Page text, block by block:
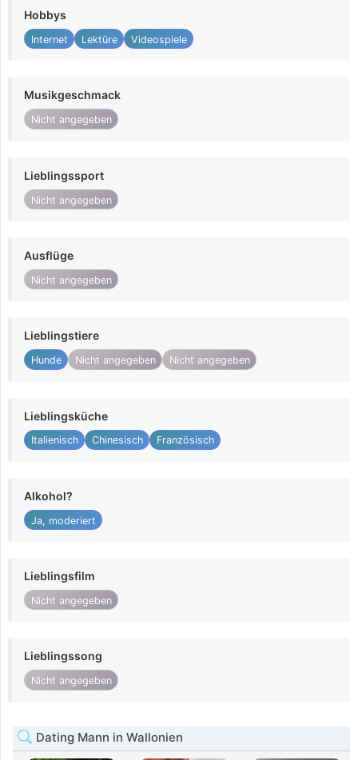
Hobbys
Internet Lektüre Videospiele
Musikgeschmack
Nicht angegeben
Lieblingssport
Nicht angegeben
Ausflüge
Nicht angegeben
Lieblingstiere
Hunde Nicht angegeben Nicht angegeben
Lieblingsküche
Italienisch Chinesisch Französisch
Alkohol?
Ja, moderiert
Lieblingsfilm
Nicht angegeben
Lieblingssong
Nicht angegeben
Dating Mann in Wallonien